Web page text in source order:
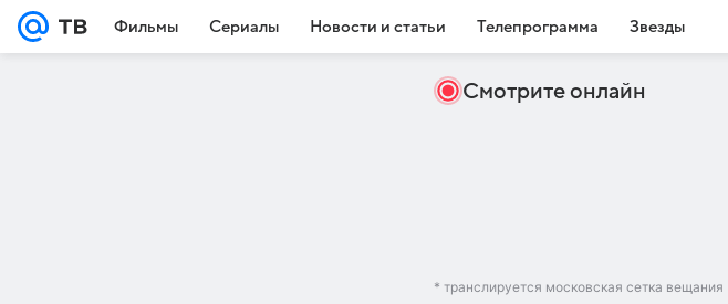
Фильмы Сериалы Новости и статьи Телепрограмма Звезды
Смотрите онлайн
* транслируется московская сетка вещания